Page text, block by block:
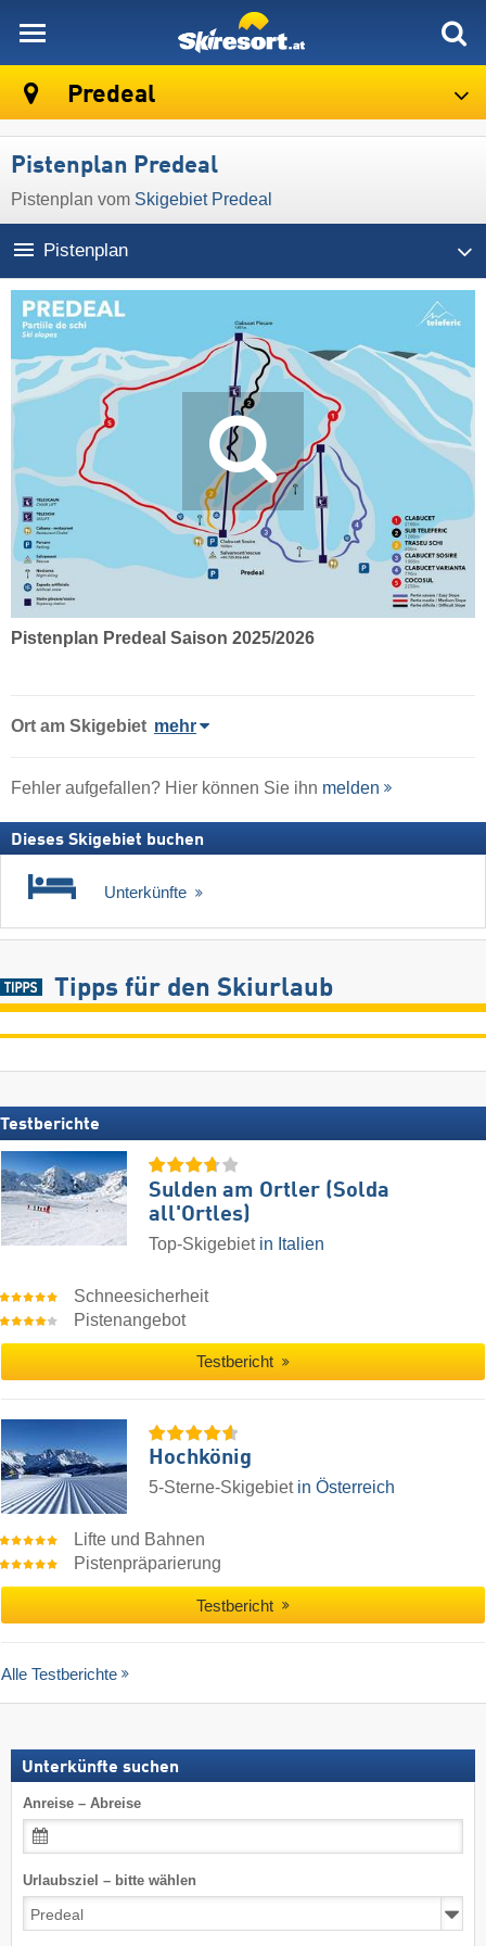
Predeal
Pistenplan Predeal
Pistenplan vom Skigebiet Predeal
Pistenplan
Pistenplan Predeal Saison 2025/2026
Ort am Skigebiet mehr
Fehler aufgefallen? Hier können Sie ihn melden
Dieses Skigebiet buchen
Unterkünfte
Tipps für den Skiurlaub
Testberichte
Sulden am Ortler (Solda
all'Ortles)
Top-Skigebiet in Italien
Schneesicherheit
Pistenangebot
Testbericht
Hochkönig
5-Sterne-Skigebiet in Österreich
Lifte und Bahnen
Pistenpräparierung
Testbericht
Alle Testberichte
Unterkünfte suchen
Anreise – Abreise
Urlaubsziel – bitte wählen